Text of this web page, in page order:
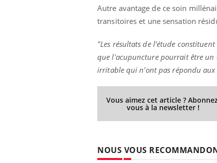
Autre avantage de ce soin
transitoires et une sensation
"Les résultats de l'étude
que l'acupuncture pourrait être
irritable qui n'ont pas répondu aux
Vous aimez cet article ?
vous à la newsletter !
NOUS VOUS